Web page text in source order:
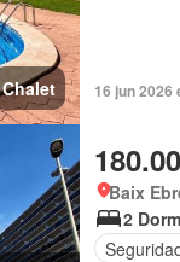
Chalet 16 jun 2026
Baix
2